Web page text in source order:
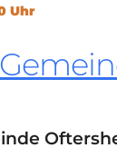
Uhr